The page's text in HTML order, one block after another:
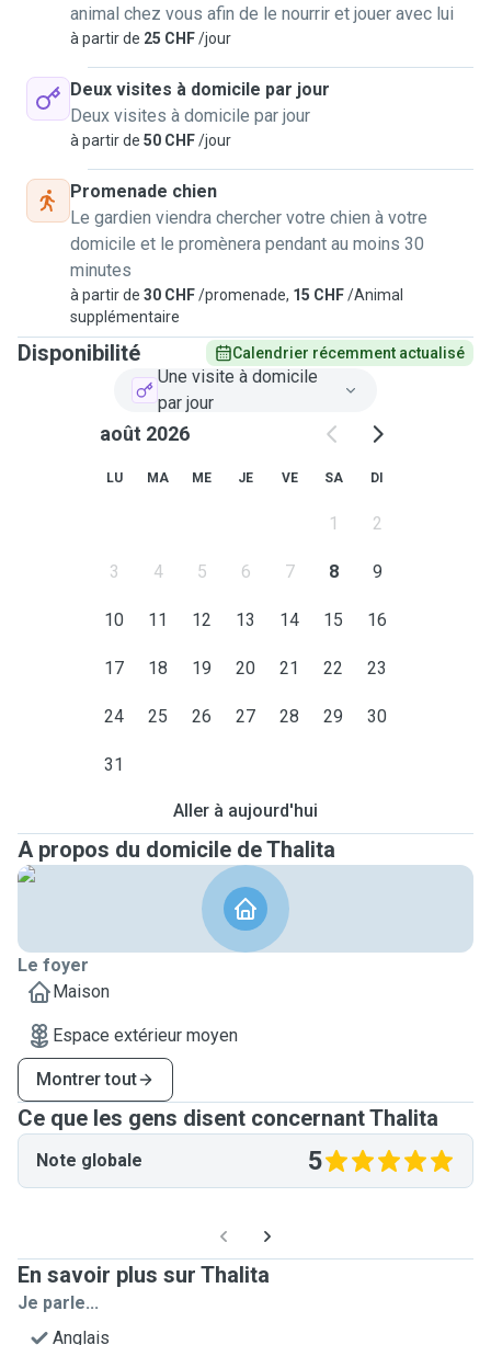
animal chez vous afin de le nourrir et jouer avec lui
à partir de 25 CHF/jour
Deux visites à domicile par jour
Deux visites à domicile par jour
à partir de 50 CHF/jour
Promenade chien
Le gardien viendra chercher votre chien à votre
domicile et le promènera pendant au moins 30
minutes
à partir de 30 CHF/promenade, 15 CHF/Animal
supplémentaire
Disponibilité Calendrier récemment actualisé
Une visite à domicile
par jour
août 2026
LU MA ME JE VE SA DI
1 2
3 4 5 6 7 8 9
10 11 12 13 14 15 16
17 18 19 20 21 22 23
24 25 26 27 28 29 30
31
Aller à aujourd'hui
A propos du domicile de Thalita
Le foyer
Maison
Espace extérieur moyen
Montrer tout
Ce que les gens disent concernant Thalita
Note globale 5
En savoir plus sur Thalita
Je parle...
Anglais